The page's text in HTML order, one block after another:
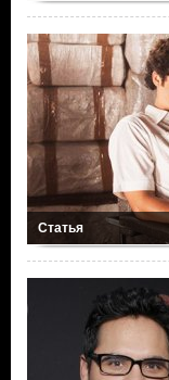
Статья